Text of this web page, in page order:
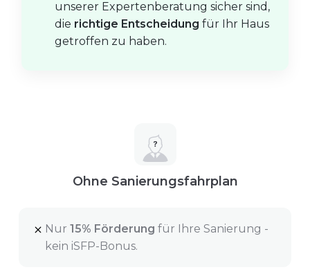
unserer Expertenberatung sicher sind,
die richtige Entscheidung für Ihr Haus
getroffen zu haben.
Ohne Sanierungsfahrplan
Nur 15% Förderung für Ihre Sanierung -
kein iSFP-Bonus.